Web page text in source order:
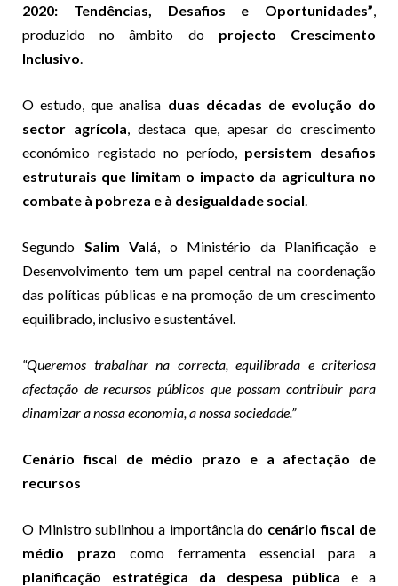
2020: Tendências, Desafios e Oportunidades”,
produzido no âmbito do projecto Crescimento
Inclusivo.
O estudo, que analisa duas décadas de evolução do
sector agrícola, destaca que, apesar do crescimento
económico registado no período, persistem desafios
estruturais que limitam o impacto da agricultura no
combate à pobreza e à desigualdade social.
Segundo Salim Valá, o Ministério da Planificação e
Desenvolvimento tem um papel central na coordenação
das políticas públicas e na promoção de um crescimento
equilibrado, inclusivo e sustentável.
“Queremos trabalhar na correcta, equilibrada e criteriosa
afectação de recursos públicos que possam contribuir para
dinamizar a nossa economia, a nossa sociedade.”
Cenário fiscal de médio prazo e a afectação de
recursos
O Ministro sublinhou a importância do cenário fiscal de
médio prazo como ferramenta essencial para a
planificação estratégica da despesa pública e a